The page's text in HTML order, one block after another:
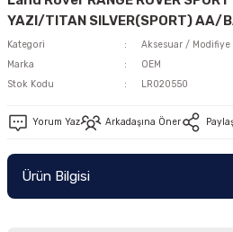
YAZI/TITAN SILVER(SPORT) AA/
Kategori
Aksesuar / Modifiye
Marka
OEM
Stok Kodu
LR020550
Yorum Yaz Arkadaşına Öner
Ürün Bilgisi